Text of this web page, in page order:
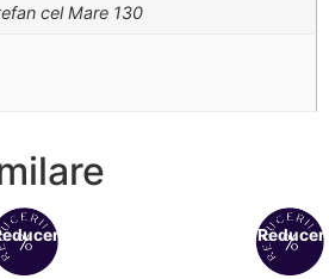
cel Mare 130